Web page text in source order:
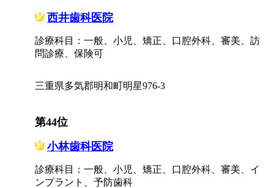
西井歯科医院
診療科目：一般、小児、矯正、口腔外科、審美、訪
問診療、保険可
三重県多気郡明和町明星976-3
第44位
小林歯科医院
診療科目：一般、小児、矯正、口腔外科、審美、イ
ンプラント、予防歯科